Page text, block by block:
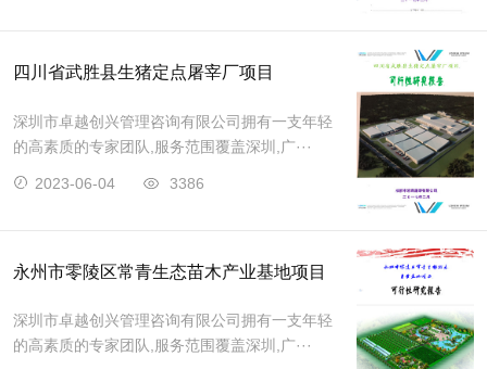
四川省武胜县生猪定点屠宰厂项目
深圳市卓越创兴管理咨询有限公司拥有一支年轻
的高素质的专家团队,服务范围覆盖深圳,广···
2023-06-04 3386
永州市零陵区常青生态苗木产业基地项目
深圳市卓越创兴管理咨询有限公司拥有一支年轻
的高素质的专家团队,服务范围覆盖深圳,广···